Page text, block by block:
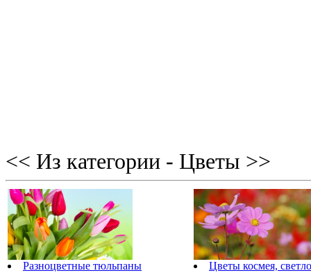
<< Из категории - Цветы >>
Разноцветные тюльпаны Цветы космея,